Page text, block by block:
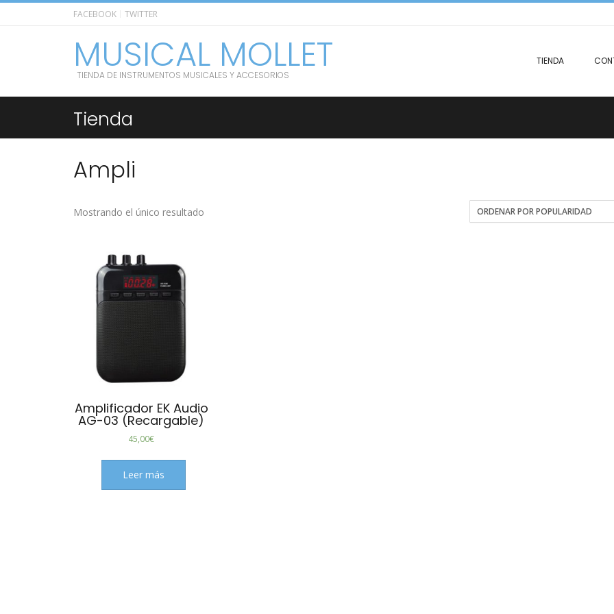
FACEBOOK TWITTER
MUSICAL MOLLET
TIENDA DE INSTRUMENTOS MUSICALES Y ACCESORIOS
TIENDA
Tienda
Ampli
Mostrando el único resultado
Amplificador EK Audio
AG-03 (Recargable)
45,00€
Leer más